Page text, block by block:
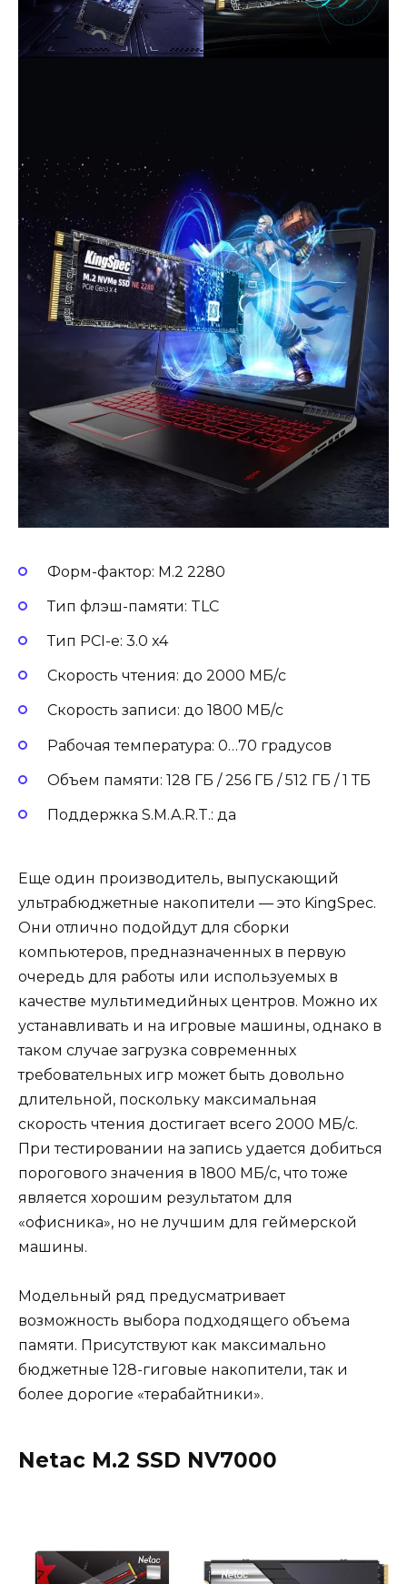
Форм-фактор: M.2 2280
Тип флэш-памяти: TLC
Тип PCI-e: 3.0 x4
Скорость чтения: до 2000 МБ/с
Скорость записи: до 1800 МБ/с
Рабочая температура: 0…70 градусов
Объем памяти: 128 ГБ / 256 ГБ / 512 ГБ / 1 ТБ
Поддержка S.M.A.R.T.: да
Еще один производитель, выпускающий
ультрабюджетные накопители — это KingSpec.
Они отлично подойдут для сборки
компьютеров, предназначенных в первую
очередь для работы или используемых в
качестве мультимедийных центров. Можно их
устанавливать и на игровые машины, однако в
таком случае загрузка современных
требовательных игр может быть довольно
длительной, поскольку максимальная
скорость чтения достигает всего 2000 МБ/с.
При тестировании на запись удается добиться
порогового значения в 1800 МБ/с, что тоже
является хорошим результатом для
«офисника», но не лучшим для геймерской
машины.
Модельный ряд предусматривает
возможность выбора подходящего объема
памяти. Присутствуют как максимально
бюджетные 128-гиговые накопители, так и
более дорогие «терабайтники».
Netac M.2 SSD NV7000